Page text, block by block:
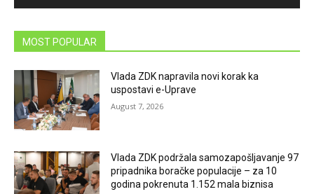
MOST POPULAR
Vlada ZDK napravila novi korak ka
uspostavi e-Uprave
August 7, 2026
Vlada ZDK podržala samozapošljavanje 97
pripadnika boračke populacije – za 10
godina pokrenuta 1.152 mala biznisa